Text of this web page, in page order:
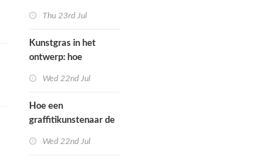
Thu 23rd Jul
Kunstgras in het
ontwerp: hoe
Wed 22nd Jul
Hoe een
graffitikunstenaar de
Wed 22nd Jul